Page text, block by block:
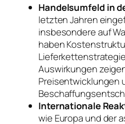
Handelsumfeld in
letzten Jahren
insbesondere auf
haben
Auswirkungen
Preisentwicklungen
Internationale
wie Europa und der